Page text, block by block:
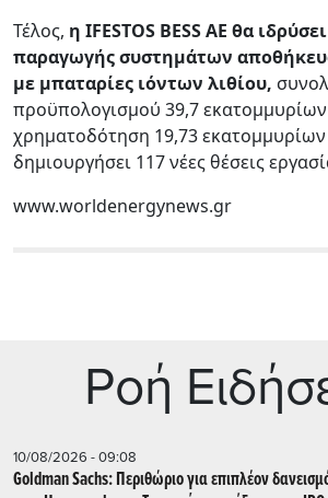
Τέλος, η IFESTOS BESS ΑΕ θα
παραγωγής συστημάτων
με μπαταρίες ιόντων λιθίου,
προϋπολογισμού 39,7
χρηματοδότηση 19,73
δημιουργήσει 117 νέες θέσεις
www.worldenergynews.gr
Ρoή
10/08/2026 - 09:08
Goldman Sachs: Περιθώριο για επιπλέον